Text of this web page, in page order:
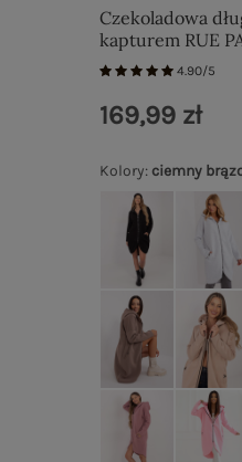
Czekoladowa
kapturem RUE
4.90/5
Kolory: ciemny
169,99 zł